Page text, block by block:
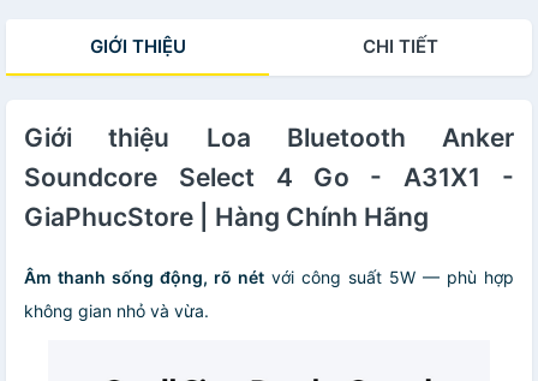
GIỚI THIỆU CHI TIẾT
Giới thiệu Loa Bluetooth Anker
Soundcore Select 4 Go - A31X1 -
GiaPhucStore | Hàng Chính Hãng
Âm thanh sống động, rõ nét với công suất 5W — phù hợp
không gian nhỏ và vừa.